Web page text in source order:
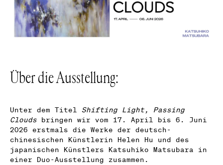
Über die Ausstellung:
Unter dem Titel Shifting Light, Passing
Clouds bringen wir vom 17. April bis 6. Juni
2026 erstmals die Werke der deutsch-
chinesischen Künstlerin Helen Hu und des
japanischen Künstlers Katsuhiko Matsubara in
einer Duo-Ausstellung zusammen.